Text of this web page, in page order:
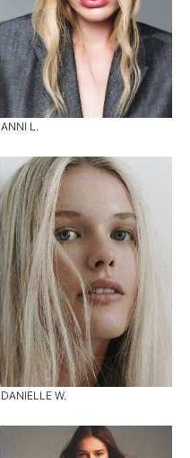
ANNI L.
DANIELLE W.